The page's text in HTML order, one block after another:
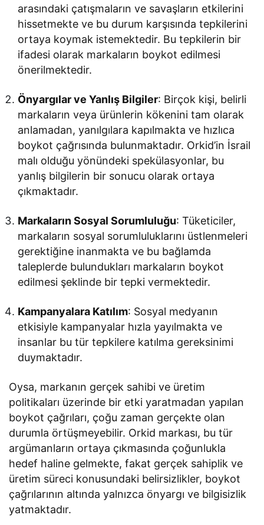
arasındaki çatışmaların ve savaşların etkilerini
hissetmekte ve bu durum karşısında tepkilerini
ortaya koymak istemektedir. Bu tepkilerin bir
ifadesi olarak markaların boykot edilmesi
önerilmektedir.
Önyargılar ve Yanlış Bilgiler: Birçok kişi, belirli
markaların veya ürünlerin kökenini tam olarak
anlamadan, yanılgılara kapılmakta ve hızlıca
boykot çağrısında bulunmaktadır. Orkid’in İsrail
malı olduğu yönündeki spekülasyonlar, bu
yanlış bilgilerin bir sonucu olarak ortaya
çıkmaktadır.
Markaların Sosyal Sorumluluğu: Tüketiciler,
markaların sosyal sorumluluklarını üstlenmeleri
gerektiğine inanmakta ve bu bağlamda
taleplerde bulundukları markaların boykot
edilmesi şeklinde bir tepki vermektedir.
Kampanyalara Katılım: Sosyal medyanın
etkisiyle kampanyalar hızla yayılmakta ve
insanlar bu tür tepkilere katılma gereksinimi
duymaktadır.
Oysa, markanın gerçek sahibi ve üretim
politikaları üzerinde bir etki yaratmadan yapılan
boykot çağrıları, çoğu zaman gerçekte olan
durumla örtüşmeyebilir. Orkid markası, bu tür
argümanların ortaya çıkmasında çoğunlukla
hedef haline gelmekte, fakat gerçek sahiplik ve
üretim süreci konusundaki belirsizlikler, boykot
çağrılarının altında yalnızca önyargı ve bilgisizlik
yatmaktadır.